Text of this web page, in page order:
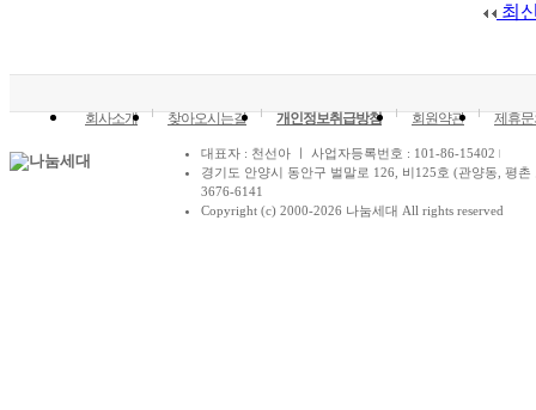
최
회사소개 찾아오시는길 개인정보취급방침 회원약관 제휴
대표자 : 천선아 ㅣ 사업자등록번호 : 101-86-15402
경기도 안양시 동안구 벌말로 126, 비125호 (관양동, 평
3676-6141
Copyright (c) 2000-2026 나눔세대 All rights reserved